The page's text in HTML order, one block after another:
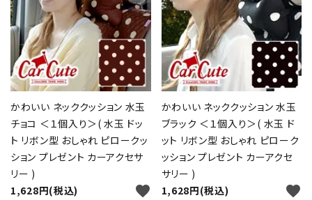
かわいい ネッククッション 水玉
チョコ ＜１個入り＞( 水玉 ドッ
ト リボン型 おしゃれ ピロークッ
ション プレゼント カーアクセサ
リー )
1,628円(税込)
favorite
かわいい ネッククッション 水玉
ブラック ＜１個入り＞( 水玉 ド
ット リボン型 おしゃれ ピローク
ッション プレゼント カーアクセ
サリー )
1,628円(税込)
favorite